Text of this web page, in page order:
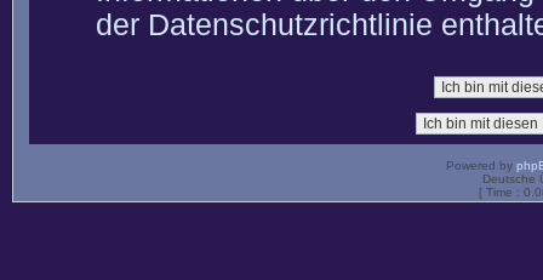
der Datenschutzrichtlinie
Powered by
Deutsche
[ Time :